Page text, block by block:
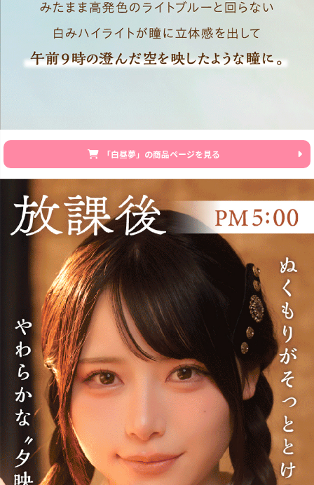
「白昼夢」の商品ページを見る